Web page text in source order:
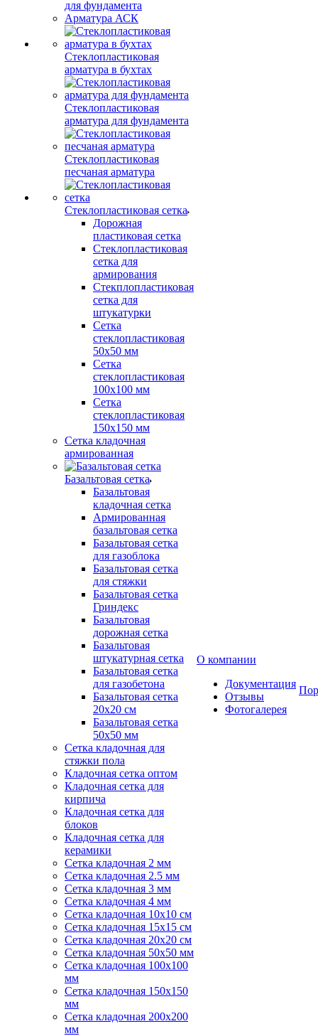
для фундамента
Арматура АСК
Стеклопластиковая
арматура в бухтах
Стеклопластиковая
арматура для фундамента
Стеклопластиковая
песчаная арматура
Стеклопластиковая сетка
Дорожная
пластиковая сетка
Стеклопластиковая
сетка для
армирования
Стекплопластиковая
сетка для
штукатурки
Сетка
стеклопластиковая
50x50 мм
Сетка
стеклопластиковая
100x100 мм
Сетка
стеклопластиковая
150x150 мм
Сетка кладочная
армированная
Базальтовая сетка
Базальтовая
кладочная сетка
Армированная
базальтовая сетка
Базальтовая сетка
для газоблока
Базальтовая сетка
для стяжки
Базальтовая сетка
Гриндекс
Базальтовая
дорожная сетка
Базальтовая
штукатурная сетка
Базальтовая сетка
для газобетона
Базальтовая сетка
20x20 см
Базальтовая сетка
50x50 мм
Сетка кладочная для
стяжки пола
Кладочная сетка оптом
Кладочная сетка для
кирпича
Кладочная сетка для
блоков
Кладочная сетка для
керамики
Сетка кладочная 2 мм
Сетка кладочная 2.5 мм
Сетка кладочная 3 мм
Сетка кладочная 4 мм
Сетка кладочная 10x10 см
Сетка кладочная 15x15 см
Сетка кладочная 20x20 см
Сетка кладочная 50x50 мм
Сетка кладочная 100x100
мм
Сетка кладочная 150x150
мм
Сетка кладочная 200x200
мм
О компании
Документация
Отзывы
Фотогалерея